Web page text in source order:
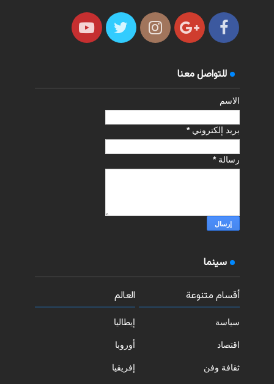
للتواصل معنا
الاسم
بريد إلكتروني*
رسالة*
سينما
أقسام متنوعة
سياسة
اقتصاد
ثقافة وفن
العالم
إيطاليا
أوروبا
إفريقيا